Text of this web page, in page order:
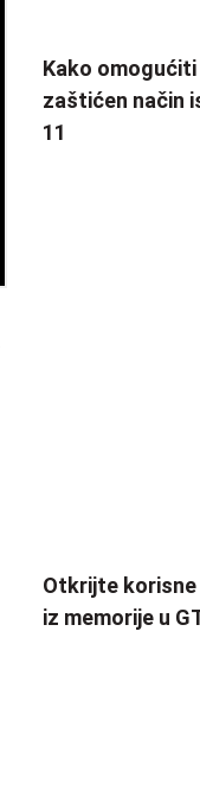
Kako
zaštićen način
11
Otkrijte korisne
iz memorije u